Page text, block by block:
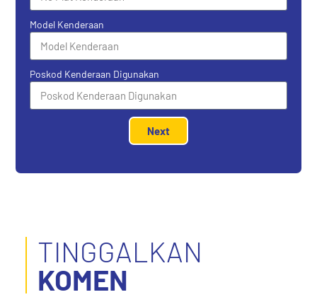
Model Kenderaan
Poskod Kenderaan Digunakan
Next
TINGGALKAN
KOMEN